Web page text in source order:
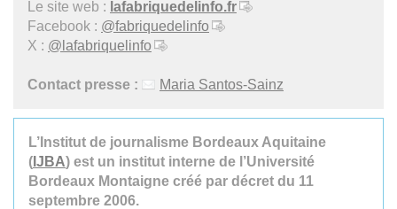
Le site web : lafabriquedelinfo.fr
Facebook : @fabriquedelinfo
X : @lafabriquelinfo
Contact presse : Maria Santos-Sainz
L’Institut de journalisme Bordeaux Aquitaine
( IJBA) est un institut interne de l’Université
Bordeaux Montaigne créé par décret du 11
septembre 2006.